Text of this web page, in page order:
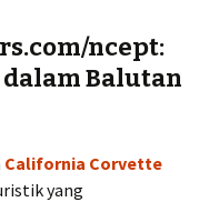
ncept:
dalam Balutan
California Corvette
yang